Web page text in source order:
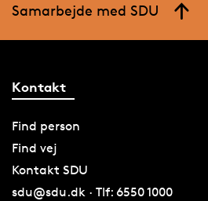
Samarbejde med SDU
Kontakt
Find person
Find vej
Kontakt SDU
sdu@sdu.dk · Tlf: 6550 1000